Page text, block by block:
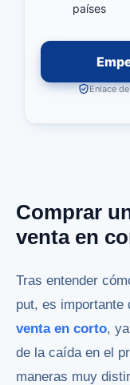
países
Enlace
Comprar
venta en
Tras entender
put, es importante
venta en corto,
de la caída en el
maneras muy